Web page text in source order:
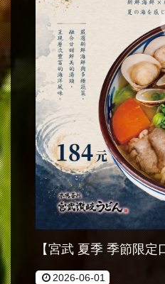
【宮武 夏季 季節限定
2026-06-01